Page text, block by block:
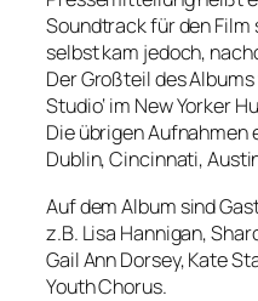
Soundtrack für den Film
selbst kam jedoch,
Der Großteil des Albums
Studio‘ im New Yorker
Die übrigen Aufnahmen
Dublin, Cincinnati,
Auf dem Album sind
z.B. Lisa Hannigan,
Gail Ann Dorsey, Kate
Youth Chorus.